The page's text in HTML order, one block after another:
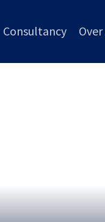
Consultancy